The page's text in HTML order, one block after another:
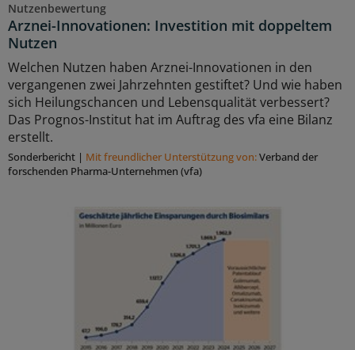
Nutzenbewertung
Arznei-Innovationen: Investition mit doppeltem
Nutzen
Welchen Nutzen haben Arznei-Innovationen in den
vergangenen zwei Jahrzehnten gestiftet? Und wie haben
sich Heilungschancen und Lebensqualität verbessert?
Das Prognos-Institut hat im Auftrag des vfa eine Bilanz
erstellt.
Sonderbericht | Mit freundlicher Unterstützung von:Verband der
forschenden Pharma-Unternehmen (vfa)